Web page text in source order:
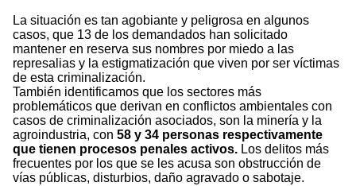
La situación es tan agobiante y peligrosa en algunos
casos, que 13 de los demandados han solicitado
mantener en reserva sus nombres por miedo a las
represalias y la estigmatización que viven por ser víctimas
de esta criminalización.
También identificamos que los sectores más
problemáticos que derivan en conflictos ambientales con
casos de criminalización asociados, son la minería y la
agroindustria, con 58 y 34 personas respectivamente
que tienen procesos penales activos. Los delitos más
frecuentes por los que se les acusa son obstrucción de
vías públicas, disturbios, daño agravado o sabotaje.